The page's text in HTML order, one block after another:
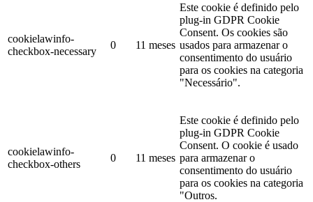
cookielawinfo-
checkbox-necessary
0 11 meses
Este cookie é definido pelo
plug-in GDPR Cookie
Consent. Os cookies são
usados ​​para armazenar o
consentimento do usuário
para os cookies na categoria
"Necessário".
cookielawinfo-
checkbox-others
0 11 meses
Este cookie é definido pelo
plug-in GDPR Cookie
Consent. O cookie é usado
para armazenar o
consentimento do usuário
para os cookies na categoria
"Outros.